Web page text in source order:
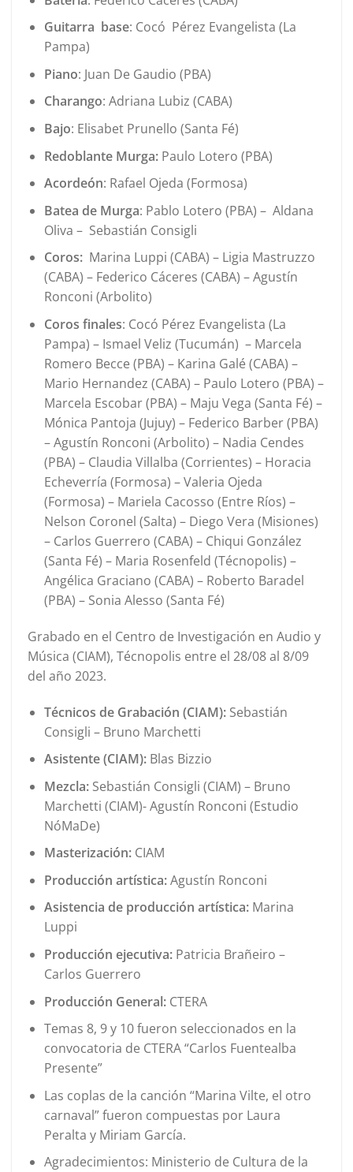
Guitarra base: Cocó Pérez Evangelista (La
Pampa)
Piano: Juan De Gaudio (PBA)
Charango: Adriana Lubiz (CABA)
Bajo: Elisabet Prunello (Santa Fé)
Redoblante Murga:Paulo Lotero (PBA)
Acordeón: Rafael Ojeda (Formosa)
Batea de Murga: Pablo Lotero (PBA) – Aldana
Oliva – Sebastián Consigli
Coros:Marina Luppi (CABA) – Ligia Mastruzzo
(CABA) – Federico Cáceres (CABA) – Agustín
Ronconi (Arbolito)
Coros finales: Cocó Pérez Evangelista (La
Pampa) – Ismael Veliz (Tucumán) – Marcela
Romero Becce (PBA) – Karina Galé (CABA) –
Mario Hernandez (CABA) – Paulo Lotero (PBA) –
Marcela Escobar (PBA) – Maju Vega (Santa Fé) –
Mónica Pantoja (Jujuy) – Federico Barber (PBA)
– Agustín Ronconi (Arbolito) – Nadia Cendes
(PBA) – Claudia Villalba (Corrientes) – Horacia
Echeverría (Formosa) – Valeria Ojeda
(Formosa) – Mariela Cacosso (Entre Ríos) –
Nelson Coronel (Salta) – Diego Vera (Misiones)
– Carlos Guerrero (CABA) – Chiqui González
(Santa Fé) – Maria Rosenfeld (Técnopolis) –
Angélica Graciano (CABA) – Roberto Baradel
(PBA) – Sonia Alesso (Santa Fé)
Grabado en el Centro de Investigación en Audio y
Música (CIAM), Técnopolis entre el 28/08 al 8/09
del año 2023.
Técnicos de Grabación (CIAM):Sebastián
Consigli – Bruno Marchetti
Asistente (CIAM):Blas Bizzio
Mezcla: Sebastián Consigli (CIAM) – Bruno
Marchetti (CIAM)- Agustín Ronconi (Estudio
NóMaDe)
Masterización:CIAM
Producción artística:Agustín Ronconi
Asistencia de producción artística: Marina
Luppi
Producción ejecutiva:Patricia Brañeiro –
Carlos Guerrero
Producción General:CTERA
Temas 8, 9 y 10 fueron seleccionados en la
convocatoria de CTERA “Carlos Fuentealba
Presente”
Las coplas de la canción “Marina Vilte, el otro
carnaval” fueron compuestas por Laura
Peralta y Miriam García.
Agradecimientos: Ministerio de Cultura de la